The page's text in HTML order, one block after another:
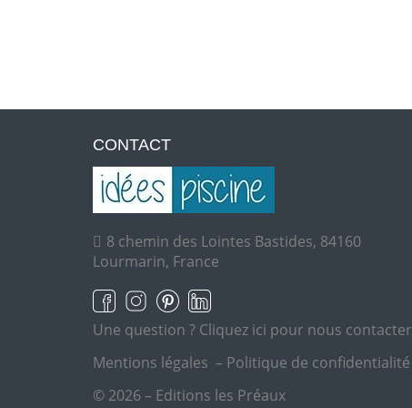
CONTACT
8 chemin des Lointes Bastides, 84160
Lourmarin, France
Une question ? Cliquez ici pour nous contacter
Mentions légales – Politique de confidentialité
© 2026 – Editions les Préaux